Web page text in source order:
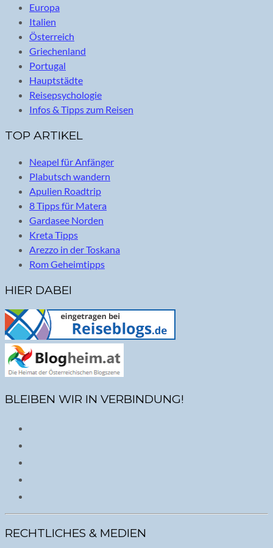
Europa
Italien
Österreich
Griechenland
Portugal
Hauptstädte
Reisepsychologie
Infos & Tipps zum Reisen
TOP ARTIKEL
Neapel für Anfänger
Plabutsch wandern
Apulien Roadtrip
8 Tipps für Matera
Gardasee Norden
Kreta Tipps
Arezzo in der Toskana
Rom Geheimtipps
HIER DABEI
BLEIBEN WIR IN VERBINDUNG!
RECHTLICHES & MEDIEN